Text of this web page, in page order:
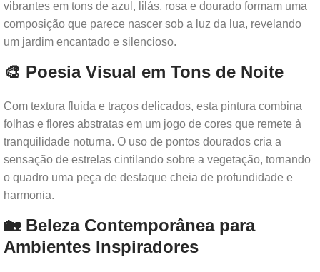
vibrantes em tons de azul, lilás, rosa e dourado formam uma
composição que parece nascer sob a luz da lua, revelando
um jardim encantado e silencioso.
🎨 Poesia Visual em Tons de Noite
Com textura fluida e traços delicados, esta pintura combina
folhas e flores abstratas em um jogo de cores que remete à
tranquilidade noturna. O uso de pontos dourados cria a
sensação de estrelas cintilando sobre a vegetação, tornando
o quadro uma peça de destaque cheia de profundidade e
harmonia.
🏡 Beleza Contemporânea para
Ambientes Inspiradores